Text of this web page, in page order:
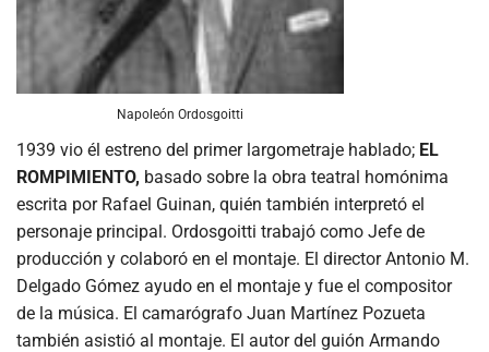
Napoleón Ordosgoitti
1939 vio él estreno del primer largometraje hablado; EL
ROMPIMIENTO, basado sobre la obra teatral homónima
escrita por Rafael Guinan, quién también interpretó el
personaje principal. Ordosgoitti trabajó como Jefe de
producción y colaboró en el montaje. El director Antonio M.
Delgado Gómez ayudo en el montaje y fue el compositor
de la música. El camarógrafo Juan Martínez Pozueta
también asistió al montaje. El autor del guión Armando